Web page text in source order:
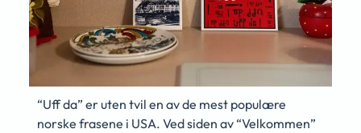
“Uff da” er uten tvil en av de mest populære
norske frasene i USA. Ved siden av “Velkommen”